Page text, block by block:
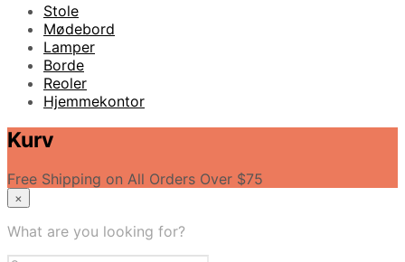
Stole
Mødebord
Lamper
Borde
Reoler
Hjemmekontor
Kurv
Free Shipping on All Orders Over $75
×
What are you looking for?